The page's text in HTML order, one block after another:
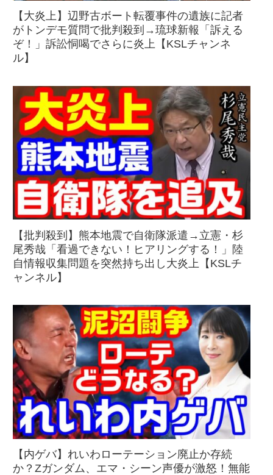
【大炎上】辺野古ボート転覆事件の遺族に記者
がトンデモ質問で批判殺到→琉球新報「訴える
ぞ！」訴訟恫喝でさらに炎上【KSLチャンネ
ル】
【批判殺到】熊本地震で自衛隊派遣→立憲・杉
尾秀哉「看過できない！ヒアリングする！」陸
自情報収集問題を突然持ち出し大炎上【KSLチ
ャンネル】
【内ゲバ】れいわローテーション廃止か存続
か？Zガンダム、エマ・シーン声優が激怒！無能